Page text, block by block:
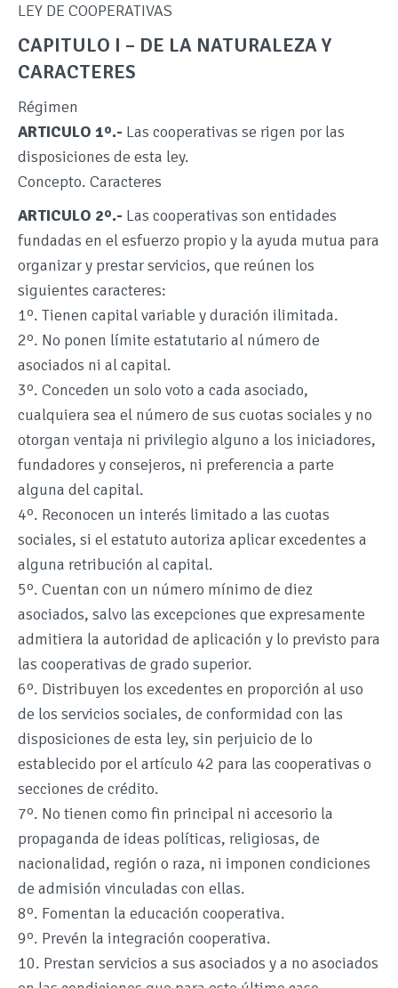
LEY DE COOPERATIVAS
CAPITULO I – DE LA NATURALEZA Y
CARACTERES
Régimen
ARTICULO 1º.- Las cooperativas se rigen por las
disposiciones de esta ley.
Concepto. Caracteres
ARTICULO 2º.- Las cooperativas son entidades
fundadas en el esfuerzo propio y la ayuda mutua para
organizar y prestar servicios, que reúnen los
siguientes caracteres:
1º. Tienen capital variable y duración ilimitada.
2º. No ponen límite estatutario al número de
asociados ni al capital.
3º. Conceden un solo voto a cada asociado,
cualquiera sea el número de sus cuotas sociales y no
otorgan ventaja ni privilegio alguno a los iniciadores,
fundadores y consejeros, ni preferencia a parte
alguna del capital.
4º. Reconocen un interés limitado a las cuotas
sociales, si el estatuto autoriza aplicar excedentes a
alguna retribución al capital.
5º. Cuentan con un número mínimo de diez
asociados, salvo las excepciones que expresamente
admitiera la autoridad de aplicación y lo previsto para
las cooperativas de grado superior.
6º. Distribuyen los excedentes en proporción al uso
de los servicios sociales, de conformidad con las
disposiciones de esta ley, sin perjuicio de lo
establecido por el artículo 42 para las cooperativas o
secciones de crédito.
7º. No tienen como fin principal ni accesorio la
propaganda de ideas políticas, religiosas, de
nacionalidad, región o raza, ni imponen condiciones
de admisión vinculadas con ellas.
8º. Fomentan la educación cooperativa.
9º. Prevén la integración cooperativa.
10. Prestan servicios a sus asociados y a no asociados